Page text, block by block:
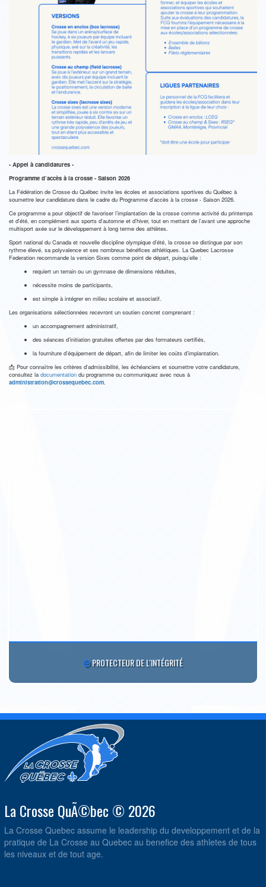
- Appel à candidatures -
Programme d’accès à la crosse - Saison 2026
La Fédération de Crosse du Québec invite les écoles et associations sportives du Québec à
soumettre leur candidature dans le cadre du Programme d’accès à la crosse - Saison 2026.
Ce programme a pour objectif de favoriser l’implantation de la crosse comme activité du printemps
et d'été, en complément aux sports d’automne et d’hiver, tout en mettant de l’avant une approche
multisport axée sur le développement à long terme des athlètes.
Sport national du Canada et nouvelle discipline olympique d’été, la crosse se distingue par son
rythme élevé, sa polyvalence et ses nombreux bénéfices athlétiques. La Quebec Lacrosse
Federation recommande la version Sixes comme point de départ, puisqu’elle :
requiert un terrain ou un gymnase de dimensions réduites,
nécessite moins de participants,
est simple à intégrer en milieu scolaire et associatif.
Les organisations sélectionnées recevront un soutien concret comprenant :
un accompagnement administratif,
des séances d’initiation gratuites offertes par des formateurs certifiés,
la fourniture d’équipement de départ, afin de limiter les coûts d’implantation.
📩 Pour connaître les critères d’admissibilité, les échéanciers et soumettre votre candidature,
consultez la documentation du programme ou communiquez avec nous à
administration@crossequebec.com.
PROTECTEUR DE L'INTÉGRITÉ
La Crosse QuÃ©bec © 2026
La Crosse Quebec assume le leadership du developpement et de la
pratique de La Crosse au Quebec au benefice des athletes de tous
les niveaux et de tout age.